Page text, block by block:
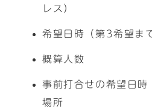
レス）
希望日時（第3希望ま
概算人数
事前打合せの希望日
場所